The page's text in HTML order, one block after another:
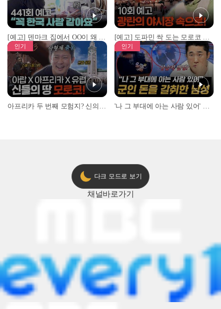
[예고] 덴마크 집에서 OO이 왜 나와...? 이상할 정도로 한국을 사랑하는 우리 형을 제보합니다! [예고] 도파민 싹 도는 모로코 야시장 투어!
인기 인기
다크 모드로 보기
채널바로가기